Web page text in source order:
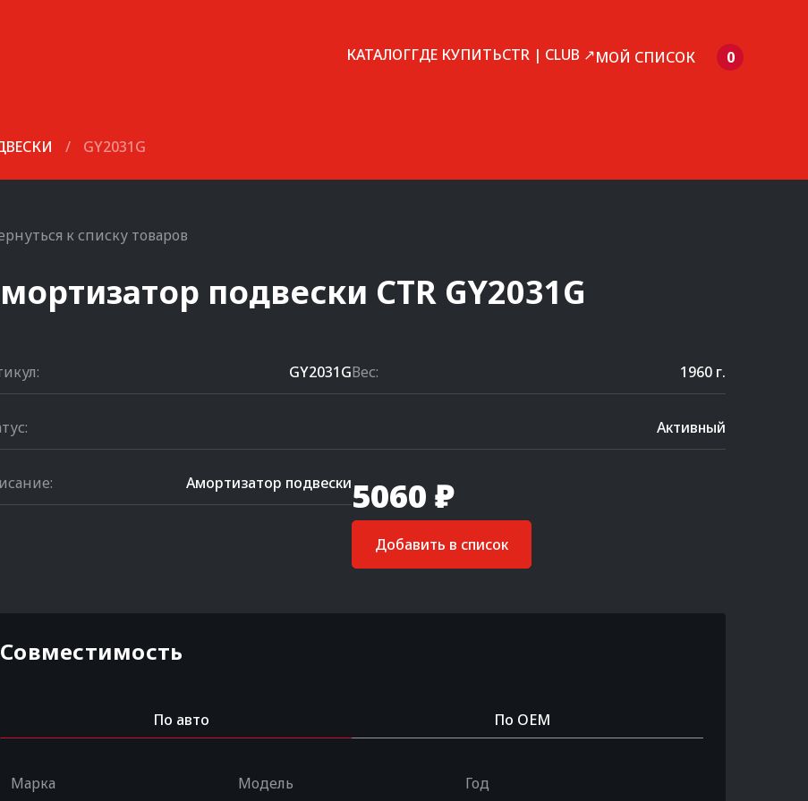
КАТАЛОГГДЕ КУПИТЬCTR | CLUB ↗МОЙ СПИСОК 0
/ GY2031G
к списку товаров
подвески CTR GY2031G
GY2031GВес: 1960 г.
Активный
Амортизатор подвески5060 ₽
Добавить в список
Совместимость
По авто По OEM
Марка Модель Год